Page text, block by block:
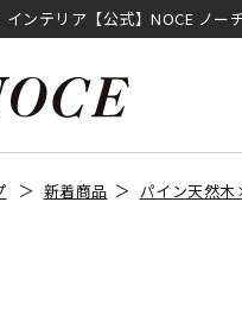
インテリア【公式】NOCE ノー
新着商品 パイン天然